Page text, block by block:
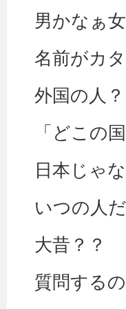
男かなぁ
名前がカタ
外国の人？
「どこの
日本じゃ
いつの人
大昔？？
質問する